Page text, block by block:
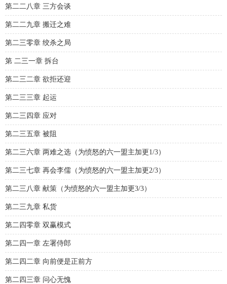
第二二八章 三方会谈
第二二九章 搬迁之难
第二三零章 绞杀之局
第 二三一章 拆台
第二三二章 欲拒还迎
第二三三章 起运
第二三四章 应对
第二三五章 被阻
第二三六章 两难之选（为愤怒的六一盟主加更1/3）
第二三七章 再会李儒（为愤怒的六一盟主加更2/3）
第二三八章 献策（为愤怒的六一盟主加更3/3）
第二三九章 私货
第二四零章 双赢模式
第二四一章 左署侍郎
第二四二章 向前便是正前方
第二四三章 问心无愧